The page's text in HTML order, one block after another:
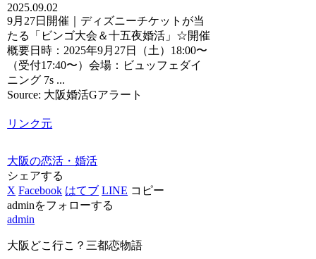
2025.09.02
9月27日開催｜ディズニーチケットが当
たる「ビンゴ大会＆十五夜婚活」☆開催
概要日時：2025年9月27日（土）18:00〜
（受付17:40〜）会場：ビュッフェダイ
ニング 7s ...
Source: 大阪婚活Gアラート
リンク元
大阪の恋活・婚活
シェアする
X Facebook はてブ LINE コピー
adminをフォローする
admin
大阪どこ行こ？三都恋物語